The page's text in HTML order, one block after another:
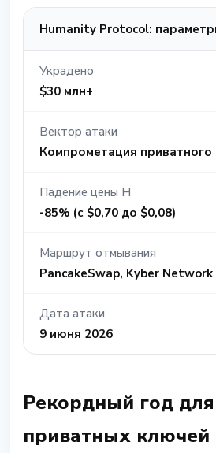
Humanity Protocol:
Украдено
$30 млн+
Вектор атаки
Компрометация приватного
Падение цены H
-85% (с $0,70 до $0,08)
Маршрут отмывания
PancakeSwap, Kyber Network
Дата атаки
9 июня 2026
Рекордный год
приватных ключей